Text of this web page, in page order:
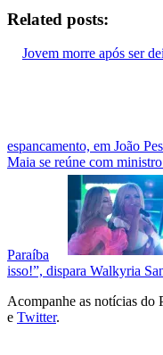
Related posts:
Jovem morre após ser
espancamento, em João
Maia se reúne com
Paraíba
isso!”, dispara Walkyria
Acompanhe as notícias do
e Twitter.